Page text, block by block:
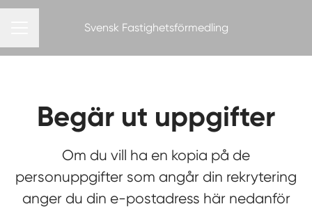
Svensk Fastighetsförmedling
Begär ut uppgifter
Om du vill ha en kopia på de
personuppgifter som angår din rekrytering
anger du din e-postadress här nedanför